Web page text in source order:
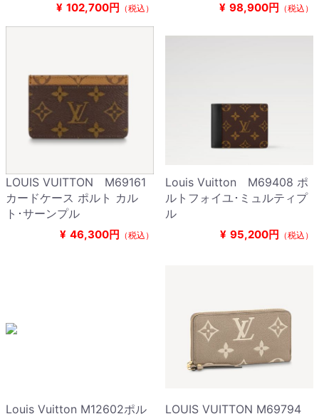
¥ 102,700円 （税込） ¥ 98,900円 （税込）
LOUIS VUITTON M69161
カードケース ポルト カル
ト･サーンプル
¥ 46,300円 （税込）
Louis Vuitton M69408 ポ
ルトフォイユ･ミュルティプ
ル
¥ 95,200円 （税込）
Louis Vuitton M12602ポル
LOUIS VUITTON M69794